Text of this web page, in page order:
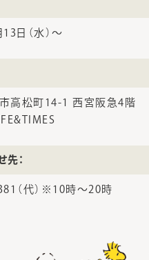
日（水）～
高松町14-1 西宮阪急4階
先：
（代）※10時～20時